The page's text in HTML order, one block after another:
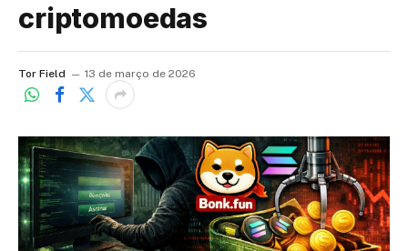
criptomoedas
Tor Field 13 de março de 2026